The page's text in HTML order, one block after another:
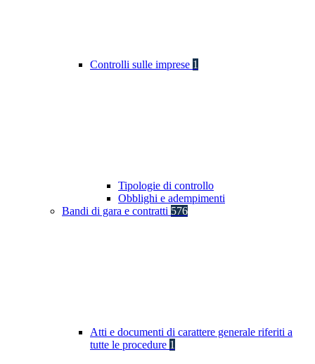
Controlli sulle imprese 1
Tipologie di controllo
Obblighi e adempimenti
Bandi di gara e contratti 576
Atti e documenti di carattere generale riferiti a
tutte le procedure 1